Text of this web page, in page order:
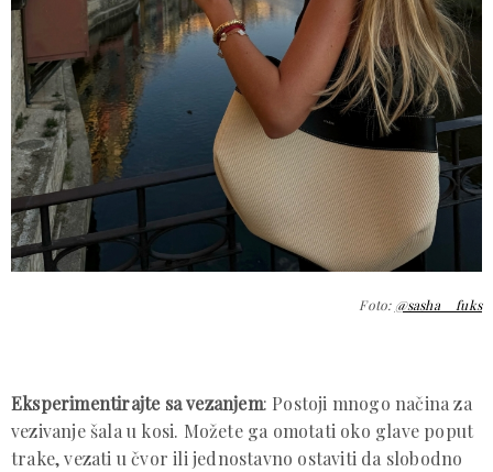
Foto: @sasha__fuks
Eksperimentirajte sa vezanjem: Postoji mnogo načina za
vezivanje šala u kosi. Možete ga omotati oko glave poput
trake, vezati u čvor ili jednostavno ostaviti da slobodno